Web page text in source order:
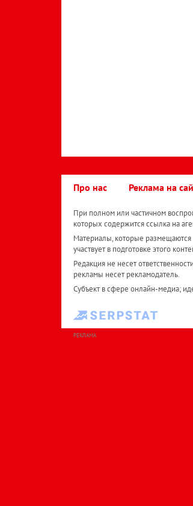
Про нас Реклама на
При полном или частичном
которых содержится ссылка на
Материалы, которые размещаются
участвует в подготовке этого
Редакция не несет
рекламы несет рекламодатель.
Субъект в сфере онлайн-медиа;
РЕКЛАМА